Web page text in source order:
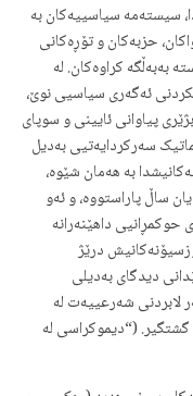
سیستەمە سیاسییەکان بە
حزبەکان و تۆڕەکانی
بەبەڵگە کراوەکان. لە
شۆڕشی ١٩٧٩ بۆ دروستکردنی ئەگەری سیاسیی نوێ،
پیاوانی ئایینی و سوپای
سەرکردایەتیی بەدیل
بە هەمان شێوە،
ساڵ پاراستووە، و ئەو
داهێنەرانە
درێژ
دیدگای بەدیلی
لابردنی شەرعییەت لە
گشتگیر. (“دیموکراسی لە